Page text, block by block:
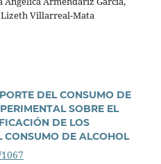
Lizeth Villarreal-Mata
DEL CONSUMO DE
SOBRE EL
DE LOS
DE ALCOHOL